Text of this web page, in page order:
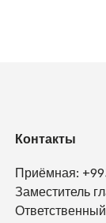
Контакты
Приёмная:
Заместитель